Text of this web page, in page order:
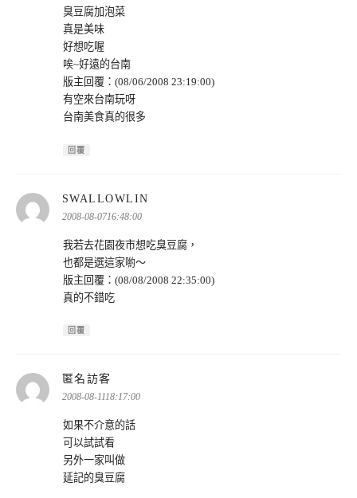
臭豆腐加泡菜
真是美味
好想吃喔
唉~好遠的台南
版主回覆：(08/06/2008 23:19:00)
有空來台南玩呀
台南美食真的很多
回覆
SWALLOWLIN
2008-08-0716:48:00
我若去花園夜市想吃臭豆腐，
也都是選這家喲～
版主回覆：(08/08/2008 22:35:00)
真的不錯吃
回覆
匿名訪客
示:
2008-08-1118:17:00
如果不介意的話
可以試試看
另外一家叫做
延記的臭豆腐